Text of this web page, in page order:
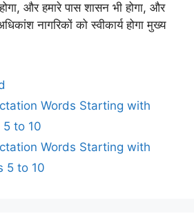
और हमारे पास शासन भी होगा, और
नागरिकों को स्वीकार्य होगा मुख्य
Words Starting with
to 10
Words Starting with
5 to 10